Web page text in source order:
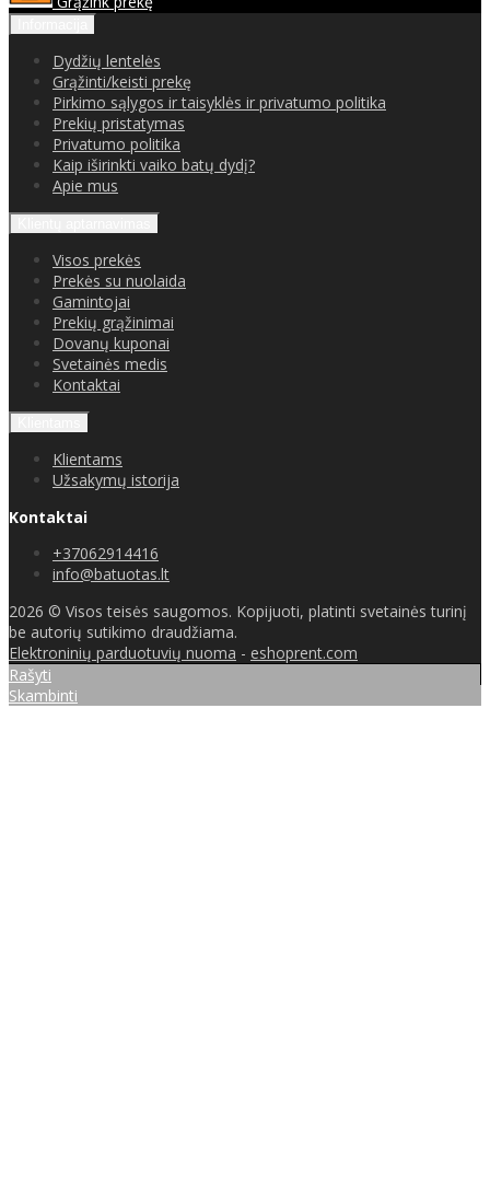
Dydžių lentelės
Grąžinti/keisti prekę
Pirkimo sąlygos ir taisyklės ir privatumo politika
Prekių pristatymas
Privatumo politika
Kaip iširinkti vaiko batų dydį?
Apie mus
Visos prekės
Prekės su nuolaida
Gamintojai
Prekių grąžinimai
Dovanų kuponai
Svetainės medis
Kontaktai
Klientams
Užsakymų istorija
Kontaktai
+37062914416
info@batuotas.lt
2026 © Visos teisės saugomos. Kopijuoti, platinti svetainės turinį
be autorių sutikimo draudžiama.
Elektroninių parduotuvių nuoma - eshoprent.com
Rašyti
Skambinti